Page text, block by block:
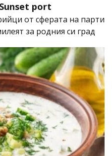
port
от сферата на парти
за родния си град